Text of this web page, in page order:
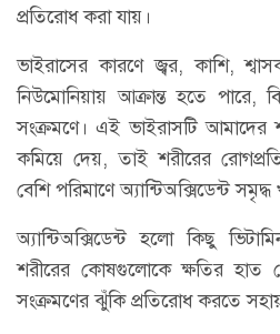
প্রতিরোধ করা যায়।
ভাইরাসের কারণে জ্বর, কাশি,
নিউমোনিয়ায় আক্রান্ত হতে পারে,
সংক্রমণে। এই ভাইরাসটি আমাদের
কমিয়ে দেয়, তাই শরীরের
বেশি পরিমাণে অ্যান্টিঅক্সিডেন্ট
অ্যান্টিঅক্সিডেন্ট হলো কিছু
শরীরের কোষগুলোকে ক্ষতির হাত
সংক্রমণের ঝুঁকি প্রতিরোধ করতে